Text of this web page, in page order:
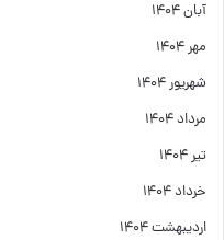
آبان ۱۴۰۴
مهر ۱۴۰۴
شهریور ۱۴۰۴
مرداد ۱۴۰۴
تیر ۱۴۰۴
خرداد ۱۴۰۴
اردیبهشت ۱۴۰۴